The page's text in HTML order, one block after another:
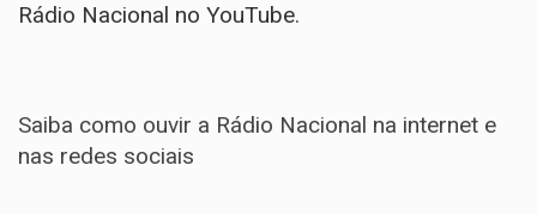
Rádio Nacional no YouTube.
Saiba como ouvir a Rádio Nacional na internet e
nas redes sociais